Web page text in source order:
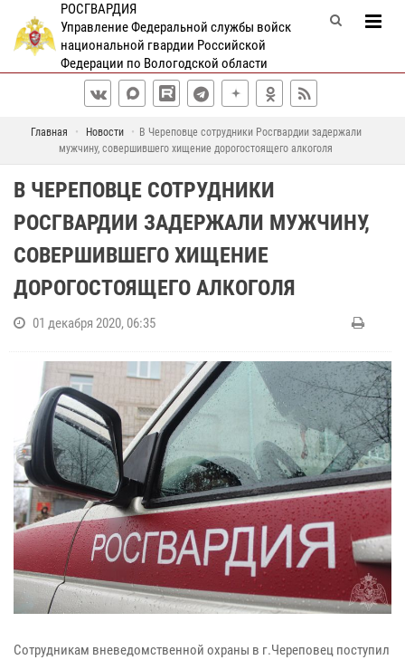
РОСГВАРДИЯ
Управление Федеральной службы войск
национальной гвардии Российской
Федерации по Вологодской области
Главная Новости
В Череповце сотрудники Росгвардии задержали
мужчину, совершившего хищение дорогостоящего алкоголя
В ЧЕРЕПОВЦЕ СОТРУДНИКИ
РОСГВАРДИИ ЗАДЕРЖАЛИ МУЖЧИНУ,
СОВЕРШИВШЕГО ХИЩЕНИЕ
ДОРОГОСТОЯЩЕГО АЛКОГОЛЯ
01 декабря 2020, 06:35
Сотрудникам вневедомственной охраны в г.Череповец поступил